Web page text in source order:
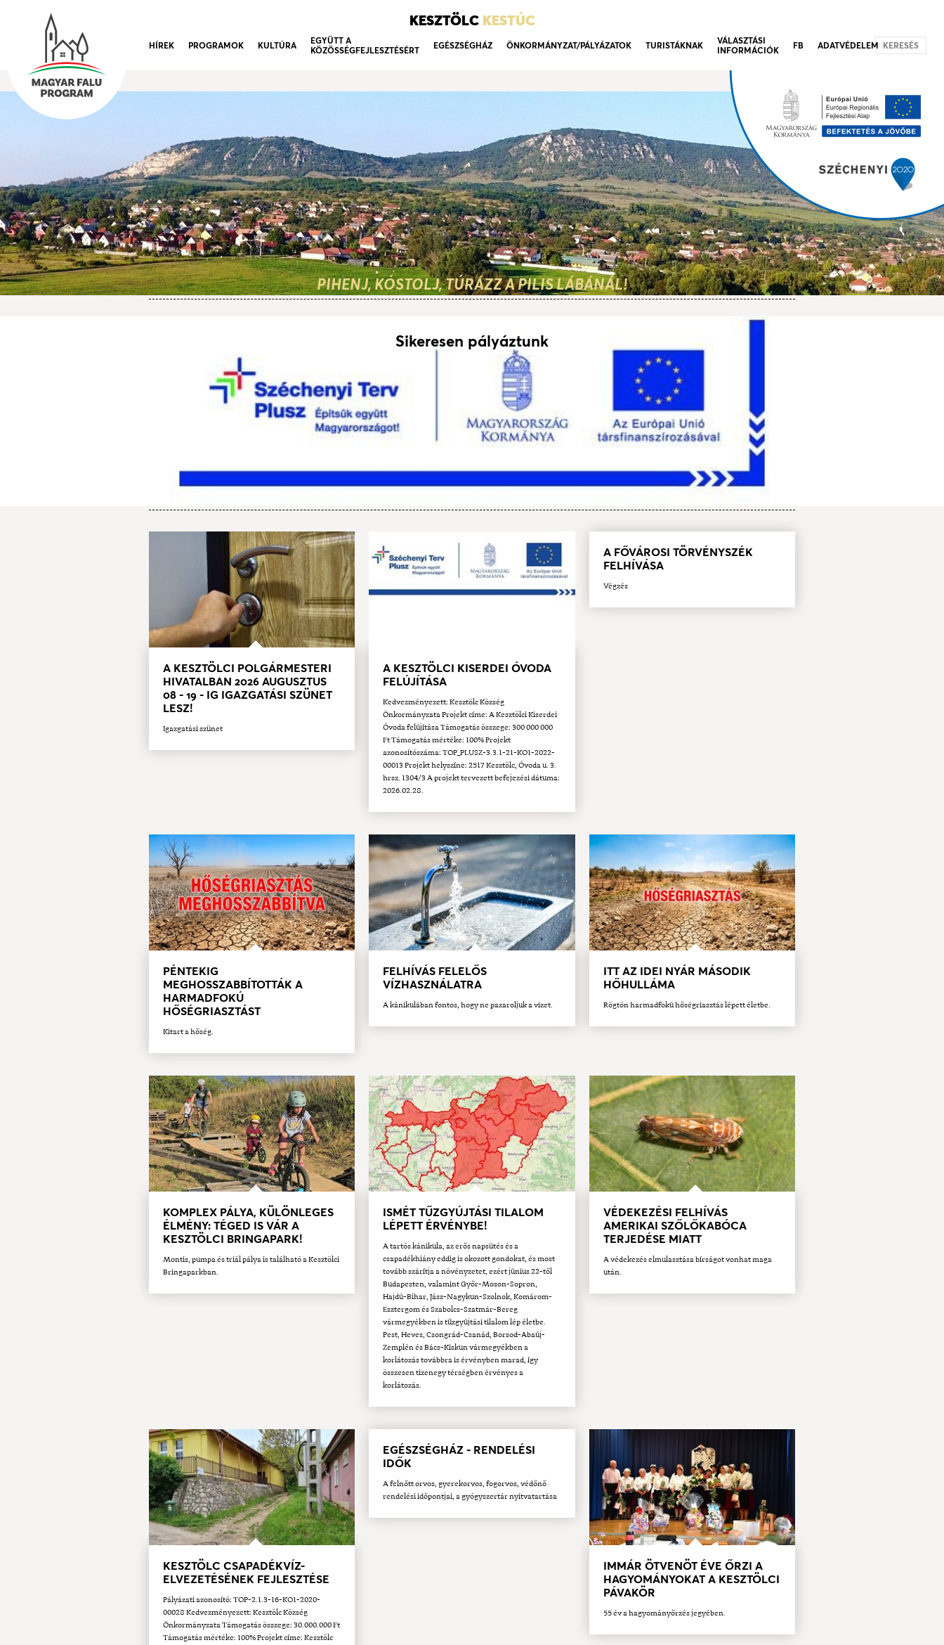
KESZTÖLC KESTÚC
HÍREK PROGRAMOK KULTÚRA
EGYÜTT A
KÖZÖSSÉGFEJLESZTÉSÉRT
EGÉSZSÉGHÁZ ÖNKORMÁNYZAT/PÁLYÁZATOK TURISTÁKNAK
VÁLASZTÁSI
INFORMÁCIÓK
FB ADATVÉDELEM KERESÉS
PIHENJ, KÓSTOLJ, TÚRÁZZ A PILIS LÁBÁNÁL!
Sikeresen pályáztunk
A KESZTÖLCI POLGÁRMESTERI
HIVATALBAN 2026 AUGUSZTUS
08 - 19 - IG IGAZGATÁSI SZÜNET
LESZ!
Igazgatási szünet
A KESZTÖLCI KISERDEI ÓVODA
FELÚJÍTÁSA
Kedvezményezett: Kesztölc Község
Önkormányzata Projekt címe: A Kesztölci Kiserdei
Óvoda felújítása Támogatás összege: 300 000 000
Ft Támogatás mértéke: 100% Projekt
azonosítószáma: TOP_PLUSZ-3.3.1-21-KO1-2022-
00013 Projekt helyszíne: 2517 Kesztölc, Óvoda u. 3.
hrsz. 1304/3 A projekt tervezett befejezési dátuma:
2026.02.28.
A FŐVÁROSI TÖRVÉNYSZÉK
FELHÍVÁSA
Végzés
PÉNTEKIG
MEGHOSSZABBÍTOTTÁK A
HARMADFOKÚ
HŐSÉGRIASZTÁST
Kitart a hőség.
FELHÍVÁS FELELŐS
VÍZHASZNÁLATRA
A kánikulában fontos, hogy ne pazaroljuk a vizet.
ITT AZ IDEI NYÁR MÁSODIK
HŐHULLÁMA
Rögtön harmadfokú hőségriasztás lépett életbe.
KOMPLEX PÁLYA, KÜLÖNLEGES
ÉLMÉNY: TÉGED IS VÁR A
KESZTÖLCI BRINGAPARK!
Montis, pumpa és triál pálya is található a Kesztölci
Bringaparkban.
ISMÉT TŰZGYÚJTÁSI TILALOM
LÉPETT ÉRVÉNYBE!
A tartós kánikula, az erős napsütés és a
csapadékhiány eddig is okozott gondokat, és most
tovább szárítja a növényzetet, ezért június 22-től
Budapesten, valamint Győr-Moson-Sopron,
Hajdú-Bihar, Jász-Nagykun-Szolnok, Komárom-
Esztergom és Szabolcs-Szatmár-Bereg
vármegyékben is tűzgyújtási tilalom lép életbe.
Pest, Heves, Csongrád-Csanád, Borsod-Abaúj-
Zemplén és Bács-Kiskun vármegyékben a
korlátozás továbbra is érvényben marad, így
összesen tizenegy térségben érvényes a
korlátozás.
VÉDEKEZÉSI FELHÍVÁS
AMERIKAI SZŐLŐKABÓCA
TERJEDÉSE MIATT
A védekezés elmulasztása bírságot vonhat maga
után.
KESZTÖLC CSAPADÉKVÍZ-
ELVEZETÉSÉNEK FEJLESZTÉSE
Pályázati azonosító: TOP-2.1.3-16-KO1-2020-
00028 Kedvezményezett: Kesztölc Község
Önkormányzata Támogatás összege: 30.000.000 Ft
Támogatás mértéke: 100% Projekt címe: Kesztölc
EGÉSZSÉGHÁZ - RENDELÉSI
IDŐK
A felnőtt orvos, gyerekorvos, fogorvos, védőnő
rendelési időpontjai, a gyógyszertár nyitvatartása
IMMÁR ÖTVENÖT ÉVE ŐRZI A
HAGYOMÁNYOKAT A KESZTÖLCI
PÁVAKÖR
55 év a hagyományőrzés jegyében.